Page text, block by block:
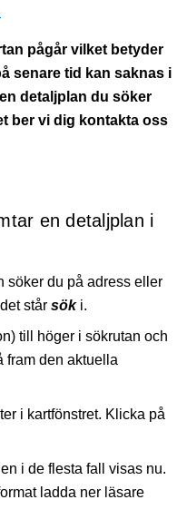
pågår vilket betyder
senare tid kan saknas i
detaljplan du söker
ber vi dig kontakta oss
en detaljplan i
söker du på adress eller
står söki.
till höger i sökrutan och
fram den aktuella
i kartfönstret. Klicka på
i de flesta fall visas nu.
ladda ner läsare